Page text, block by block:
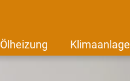
Ölheizung Klimaanlage